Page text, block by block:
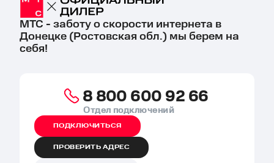
МТС - заботу о скорости интернета в
Донецке (Ростовская обл.) мы берем на
себя!
8 800 600 92 66
Отдел подключений
ПОДКЛЮЧИТЬСЯ
ПРОВЕРИТЬ АДРЕС